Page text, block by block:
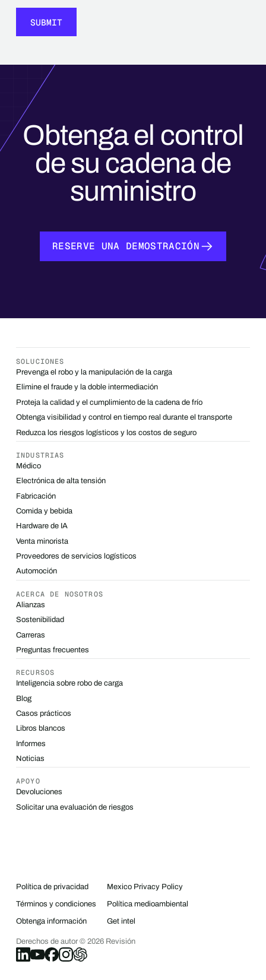
Obtenga el control
de su cadena de
suministro
RESERVE UNA DEMOSTRACIÓN
SOLUCIONES
Prevenga el robo y la manipulación de la carga
Elimine el fraude y la doble intermediación
Proteja la calidad y el cumplimiento de la cadena de frío
Obtenga visibilidad y control en tiempo real durante el transporte
Reduzca los riesgos logísticos y los costos de seguro
INDUSTRIAS
Médico
Electrónica de alta tensión
Fabricación
Comida y bebida
Hardware de IA
Venta minorista
Proveedores de servicios logísticos
Automoción
ACERCA DE NOSOTROS
Alianzas
Sostenibilidad
Carreras
Preguntas frecuentes
RECURSOS
Inteligencia sobre robo de carga
Blog
Casos prácticos
Libros blancos
Informes
Noticias
APOYO
Devoluciones
Solicitar una evaluación de riesgos
Política de privacidad Mexico Privacy Policy
Términos y condiciones Política medioambiental
Obtenga información Get intel
Derechos de autor © 2026Revisión